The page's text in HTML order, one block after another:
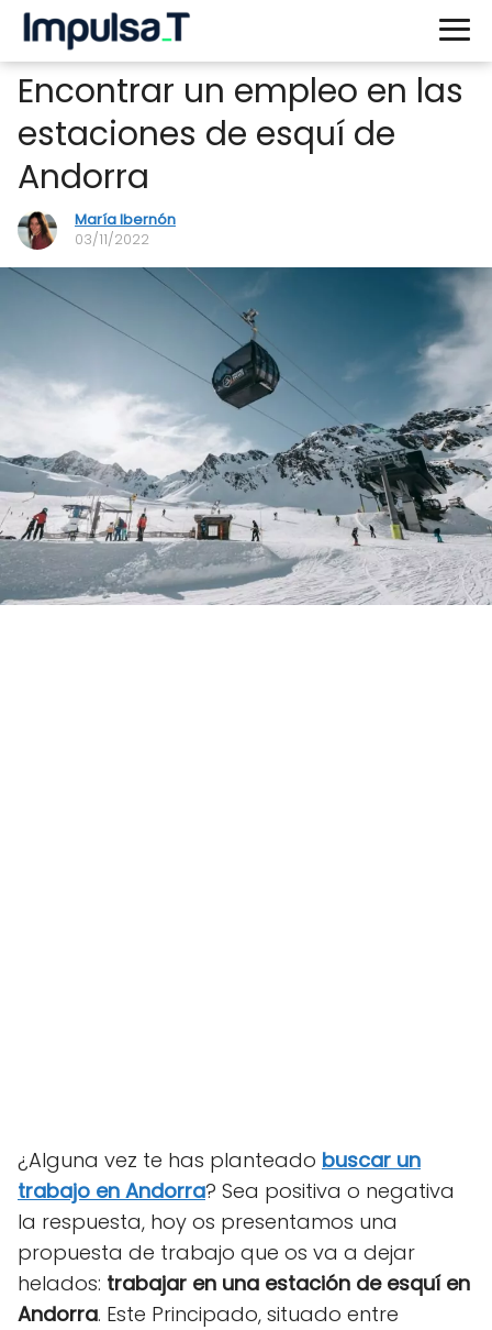
Encontrar un empleo en las
estaciones de esquí de
Andorra
María Ibernón
03/11/2022
¿Alguna vez te has planteado buscar un
trabajo en Andorra? Sea positiva o negativa
la respuesta, hoy os presentamos una
propuesta de trabajo que os va a dejar
helados: trabajar en una estación de esquí en
Andorra. Este Principado, situado entre